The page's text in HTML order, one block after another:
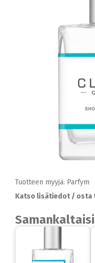
Tuotteen myyjä: Parfym
Katso lisätiedot / osta